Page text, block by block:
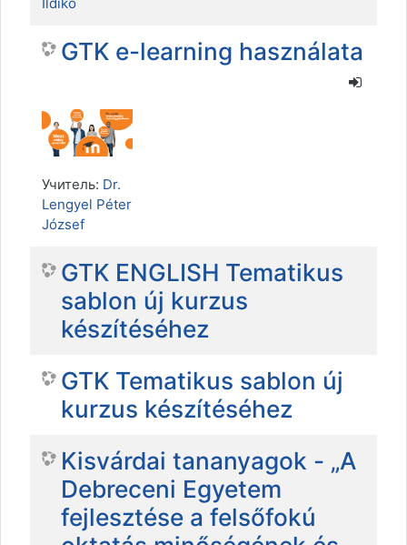
GTK e-learning használata
Учитель: Dr.
Lengyel Péter
József
GTK ENGLISH Tematikus
sablon új kurzus
készítéséhez
GTK Tematikus sablon új
kurzus készítéséhez
Kisvárdai tananyagok - „A
Debreceni Egyetem
fejlesztése a felsőfokú